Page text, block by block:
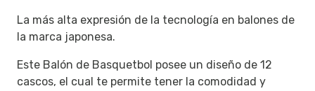
La más alta expresión de la tecnología en balones de
la marca japonesa.
Este Balón de Basquetbol posee un diseño de 12
cascos, el cual te permite tener la comodidad y